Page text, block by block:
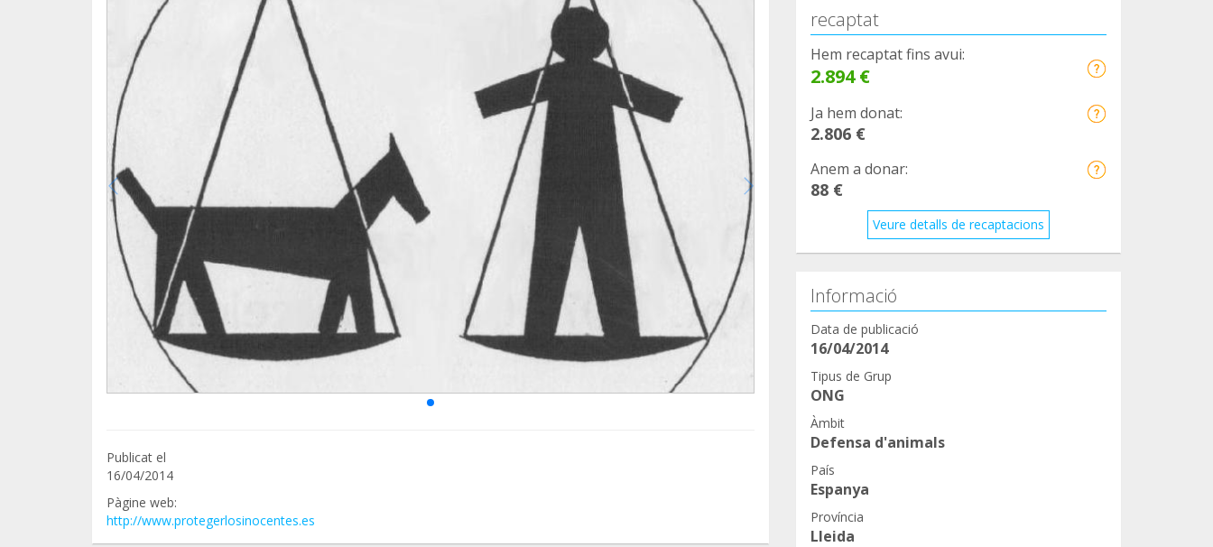
Publicat el
16/04/2014
Pàgine web:
http://www.protegerlosinocentes.es
recaptat
Hem recaptat fins avui:
2.894 €
Ja hem donat:
2.806 €
Anem a donar:
88 €
Veure detalls de recaptacions
Informació
Data de publicació
16/04/2014
Tipus de Grup
ONG
Àmbit
Defensa d'animals
País
Espanya
Província
Lleida